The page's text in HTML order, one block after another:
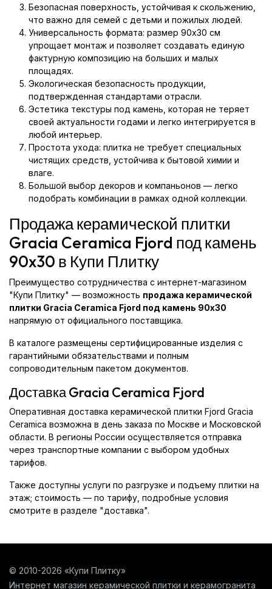
Безопасная поверхность, устойчивая к скольжению,
что важно для семей с детьми и пожилых людей.
Универсальность формата: размер 90x30 см
упрощает монтаж и позволяет создавать единую
фактурную композицию на больших и малых
площадях.
Экологическая безопасность продукции,
подтвержденная стандартами отрасли.
Эстетика текстуры под камень, которая не теряет
своей актуальности годами и легко интегрируется в
любой интерьер.
Простота ухода: плитка не требует специальных
чистящих средств, устойчива к бытовой химии и
влаге.
Большой выбор декоров и компаньонов — легко
подобрать комбинации в рамках одной коллекции.
Продажа керамической плитки
Gracia Ceramica Fjord под камень
90x30 в Купи Плитку
Преимущество сотрудничества с интернет-магазином
"Купи Плитку" — возможность продажа керамической
плитки Gracia Ceramica Fjord под камень 90x30
напрямую от официального поставщика.
В каталоге размещены сертифицированные изделия с
гарантийными обязательствами и полным
сопроводительным пакетом документов.
Доставка Gracia Ceramica Fjord
Оперативная доставка керамической плитки Fjord Gracia
Ceramica возможна в день заказа по Москве и Московской
области. В регионы России осуществляется отправка
через транспортные компании с выбором удобных
тарифов.
Также доступны услуги по разгрузке и подъему плитки на
этаж; стоимость — по тарифу, подробные условия
смотрите в разделе "доставка".
© 2010-2026 «Купи Плитку»
Интернет магазин керамической плитки и керамогранита